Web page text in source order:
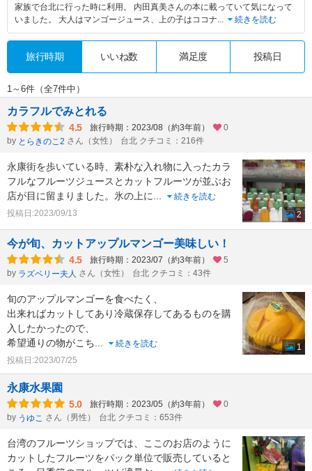
家族で台北に行った時に利用。 内田真美さんの本に載っていて気になって
いました。 大人はマンゴージュース、上の子はココナ... 続きを読む
旅行時期 いいね数 満足度 投稿日
1～6件（全7件中）
カラフルでみとれる
4.5 旅行時期：2023/08（約3年前）
0
by とらきのこ2 さん（女性） 台北 クチコミ：216件
永康街を歩いている時、素朴な入れ物に入ったカラ
フルなフルーツジュースとカットフルーツが並ぶお
店が目に留まりました。氷の上に
続きを読む
投稿日:2023/09/13
2
今が旬、カットアップルマンゴー美味しい！
4.5 旅行時期：2023/07（約3年前）
5
by ラズベリー夫人 さん（女性） 台北 クチコミ：43件
旬のアップルマンゴーを食べたく、
出来ればカットしてあり冷蔵保存してあるものを購
入したかったので、
希望通りの物がこち
続きを読む
投稿日:2023/07/25
1
永康水果園
5.0 旅行時期：2023/05（約3年前）
0
by うゆこ さん（男性） 台北 クチコミ：653件
台湾のフルーツショップでは、ここのお店のように
カットしたフルーツをパック単位で販売していると